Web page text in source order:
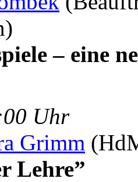
– eine
Uhr
Grimm
Lehre”